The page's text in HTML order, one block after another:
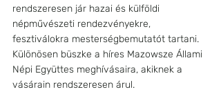
rendszeresen jár hazai és külföldi
népművészeti rendezvényekre,
fesztiválokra mesterségbemutatót tartani.
Különösen büszke a híres Mazowsze Állami
Népi Együttes meghívásaira, akiknek a
vásárain rendszeresen árul.